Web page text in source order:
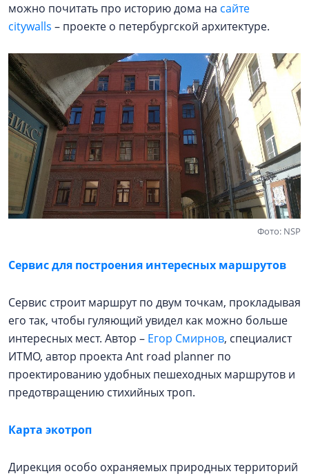
можно почитать про историю дома на сайте
citywalls – проекте о петербургской архитектуре.
Фото: NSP
Сервис для построения интересных маршрутов
Сервис строит маршрут по двум точкам, прокладывая
его так, чтобы гуляющий увидел как можно больше
интересных мест. Автор – Егор Смирнов, специалист
ИТМО, автор проекта Ant road planner по
проектированию удобных пешеходных маршрутов и
предотвращению стихийных троп.
Карта экотроп
Дирекция особо охраняемых природных территорий